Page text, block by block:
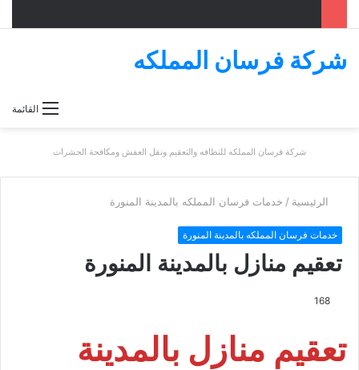
القائمة
شركة فرسان المملكه
شركة فرسان المملكه للنظافه والتعقيم ونقل العفش ومكافحة الحشرات
الرئيسية / خدمات فرسان المملكه بالمدينة المنورة
خدمات فرسان المملكه بالمدينة المنورة
تعقيم منازل بالمدينة المنورة
168
تعقيم منازل بالمدينة